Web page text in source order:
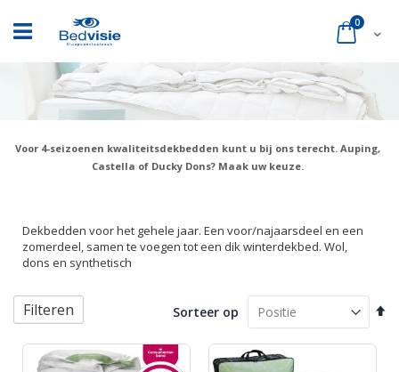
naar
de
Cart
0
Voor 4-seizoenen kwaliteitsdekbedden kunt u bij ons terecht. Auping,
Castella of Ducky Dons? Maak uw keuze.
Dekbedden voor het gehele jaar. Een voor/najaarsdeel en een
zomerdeel, samen te voegen tot een dik winterdekbed. Wol,
dons en synthetisch
Sorteer op
Filteren